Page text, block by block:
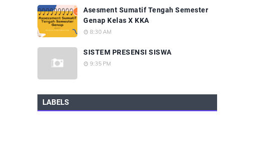
Asesment Sumatif Tengah Semester
Genap Kelas X KKA
8:30 AM
SISTEM PRESENSI SISWA
9:35 PM
LABELS